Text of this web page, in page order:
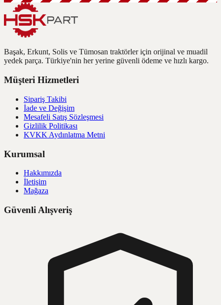
Başak, Erkunt, Solis ve Tümosan traktörler için orijinal ve muadil
yedek parça. Türkiye'nin her yerine güvenli ödeme ve hızlı kargo.
Müşteri Hizmetleri
Sipariş Takibi
İade ve Değişim
Mesafeli Satış Sözleşmesi
Gizlilik Politikası
KVKK Aydınlatma Metni
Kurumsal
Hakkımızda
İletişim
Mağaza
Güvenli Alışveriş